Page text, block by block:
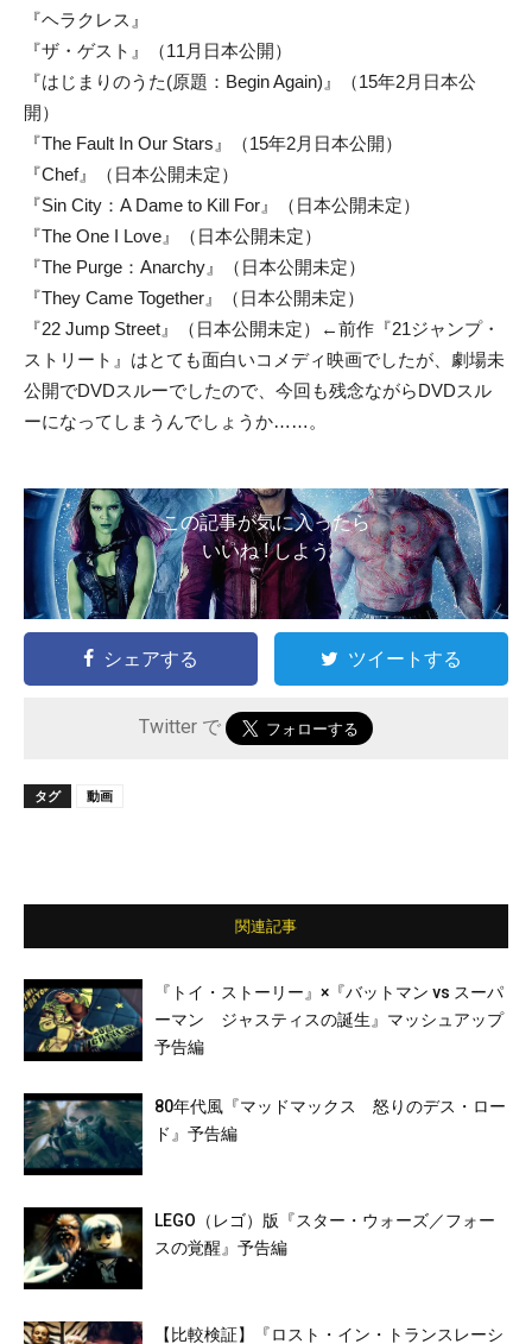
『ヘラクレス』
『ザ・ゲスト』（11月日本公開）
『はじまりのうた(原題：Begin Again)』（15年2月日本公
開）
『The Fault In Our Stars』（15年2月日本公開）
『Chef』（日本公開未定）
『Sin City：A Dame to Kill For』（日本公開未定）
『The One I Love』（日本公開未定）
『The Purge：Anarchy』（日本公開未定）
『They Came Together』（日本公開未定）
『22 Jump Street』（日本公開未定）←前作『21ジャンプ・
ストリート』はとても面白いコメディ映画でしたが、劇場未
公開でDVDスルーでしたので、今回も残念ながらDVDスル
ーになってしまうんでしょうか……。
この記事が気に入ったら
いいね ! しよう
シェアする ツイートする
Twitter で
タグ 動画
関連記事
『トイ・ストーリー』×『バットマン vs スーパ
ーマン ジャスティスの誕生』マッシュアップ
予告編
80年代風『マッドマックス 怒りのデス・ロー
ド』予告編
LEGO（レゴ）版『スター・ウォーズ／フォー
スの覚醒』予告編
【比較検証】『ロスト・イン・トランスレーシ